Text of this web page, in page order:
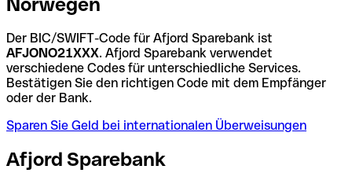
Norwegen
Der BIC/SWIFT-Code für Afjord Sparebank ist
AFJONO21XXX. Afjord Sparebank verwendet
verschiedene Codes für unterschiedliche Services.
Bestätigen Sie den richtigen Code mit dem Empfänger
oder der Bank.
Sparen Sie Geld bei internationalen Überweisungen
Afjord Sparebank